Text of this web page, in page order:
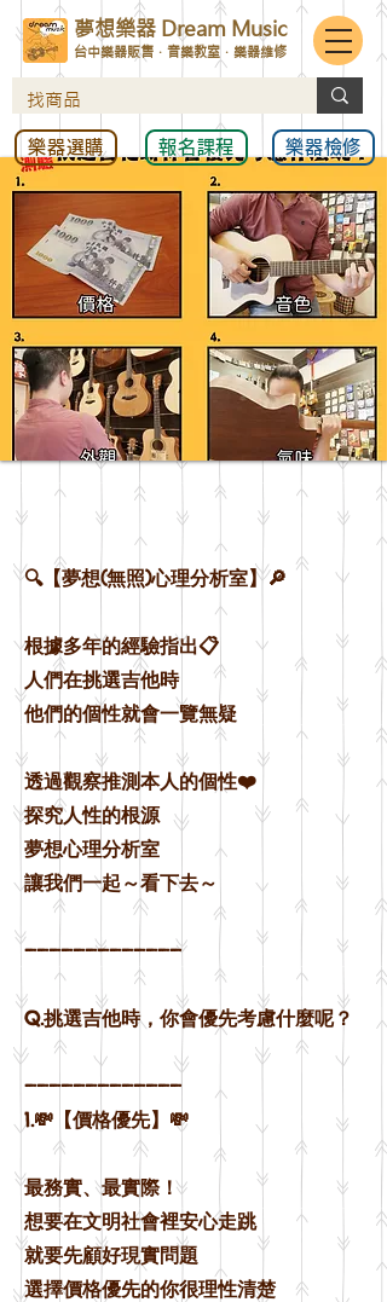
樂器選購 報名課程 樂器檢修
夢想樂器 Dream Music
台中樂器販售．音樂教室．樂器維修
🔍【夢想(無照)心理分析室】🔎
根據多年的經驗指出📋
人們在挑選吉他時
他們的個性就會一覽無疑
透過觀察推測本人的個性❤️
探究人性的根源
夢想心理分析室
讓我們一起～看下去～
—————————————
Q.挑選吉他時，你會優先考慮什麼呢？
—————————————
1.💸【價格優先】💸
最務實、最實際！
想要在文明社會裡安心走跳
就要先顧好現實問題
選擇價格優先的你很理性清楚